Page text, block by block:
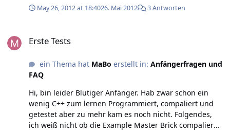
May 26, 2012 at 18:4026. Mai 2012 3 Antworten
Erste Tests
ein Thema hat MaBo erstellt in: Anfängerfragen und
FAQ
Hi, bin leider Blutiger Anfänger. Hab zwar schon ein
wenig C++ zum lernen Programmiert, compaliert und
getestet aber zu mehr kam es noch nicht. Folgendes,
ich weiß nicht ob die Example Master Brick compalier